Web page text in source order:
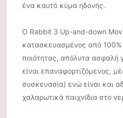
ένα καυτό κύμα ηδονής.
Ο Rabbit 3 Up-and-down
κατασκευασμένος από 100%
ποιότητας, απόλυτα ασφαλή
είναι επαναφορτιζόμενoς,
συσκευασία) ενώ είναι και
χαλαρωτικά παιχνίδια στο